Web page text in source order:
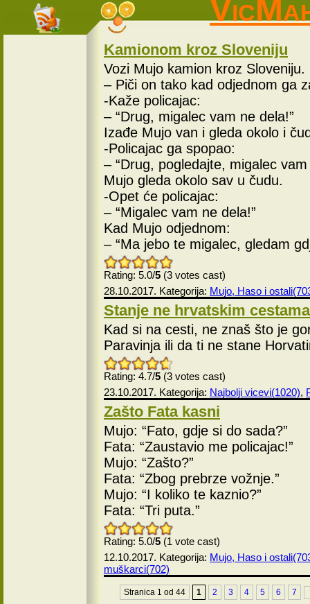
Kamionom kroz Sloveniju
Vozi Mujo kamion kroz Sloveniju.
– Piči on tako kad odjednom ga
-Kaže policajac:
– “Drug, migalec vam ne dela!”
Izađe Mujo van i gleda okolo i
-Policajac ga spopao:
– “Drug, pogledajte, migalec vam
Mujo gleda okolo sav u čudu.
-Opet će policajac:
– “Migalec vam ne dela!”
Kad Mujo odjednom:
– “Ma jebo te migalec, gledam
Rating: 5.0/5 (3 votes cast)
28.10.2017. Kategorija: Mujo, Haso i
Stanje ne hrvatskim cestama
Kad si na cesti, ne znaš što je
Paravinja ili da ti ne stane
Rating: 4.7/5 (3 votes cast)
23.10.2017. Kategorija: Najbolji vicevi(1020),
Zašto Fata kasni
Mujo: “Fato, gdje si do sada?”
Fata: “Zaustavio me policajac!”
Mujo: “Zašto?”
Fata: “Zbog prebrze vožnje.”
Mujo: “I koliko te kaznio?”
Fata: “Tri puta.”
Rating: 5.0/5 (1 vote cast)
12.10.2017. Kategorija: Mujo, Haso i
muškarci(702)
Stranica 1 od 44 1 2 3 4 5 6 7